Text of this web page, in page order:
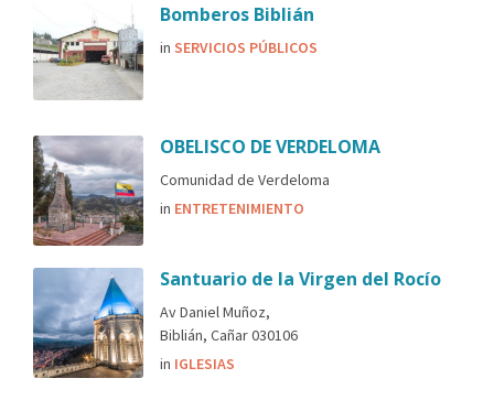
Bomberos Biblián
in SERVICIOS PÚBLICOS
OBELISCO DE VERDELOMA
Comunidad de Verdeloma
in ENTRETENIMIENTO
Santuario de la Virgen del Rocío
Av Daniel Muñoz,
Biblián, Cañar 030106
in IGLESIAS